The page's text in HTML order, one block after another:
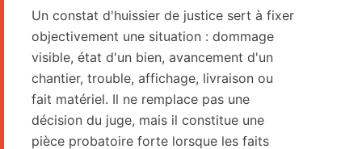
Un constat d'huissier de justice sert à fixer
objectivement une situation : dommage
visible, état d'un bien, avancement d'un
chantier, trouble, affichage, livraison ou
fait matériel. Il ne remplace pas une
décision du juge, mais il constitue une
pièce probatoire forte lorsque les faits